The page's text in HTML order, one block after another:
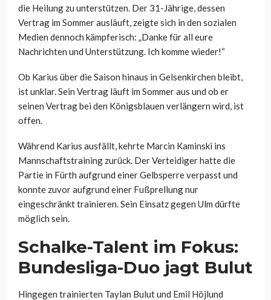
die Heilung zu unterstützen. Der 31-Jährige, dessen
Vertrag im Sommer ausläuft, zeigte sich in den sozialen
Medien dennoch kämpferisch: „Danke für all eure
Nachrichten und Unterstützung. Ich komme wieder!“
Ob Karius über die Saison hinaus in Gelsenkirchen bleibt,
ist unklar. Sein Vertrag läuft im Sommer aus und ob er
seinen Vertrag bei den Königsblauen verlängern wird, ist
offen.
Während Karius ausfällt, kehrte Marcin Kaminski ins
Mannschaftstraining zurück. Der Verteidiger hatte die
Partie in Fürth aufgrund einer Gelbsperre verpasst und
konnte zuvor aufgrund einer Fußprellung nur
eingeschränkt trainieren. Sein Einsatz gegen Ulm dürfte
möglich sein.
Schalke-Talent im Fokus:
Bundesliga-Duo jagt Bulut
Hingegen trainierten Taylan Bulut und Emil Höjlund